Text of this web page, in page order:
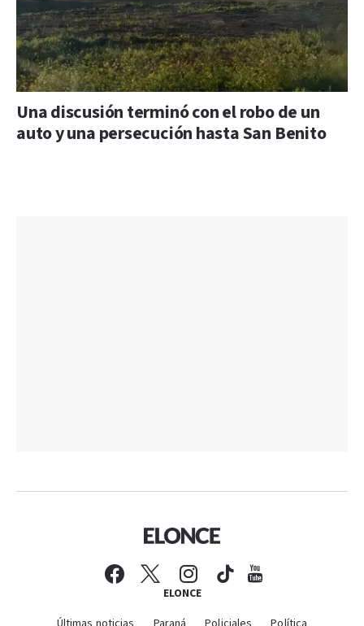
Una discusión terminó con el robo de un
auto y una persecución hasta San Benito
ELONCE